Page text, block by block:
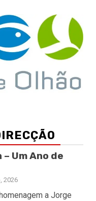
Um Ano de
2026
a Jorge